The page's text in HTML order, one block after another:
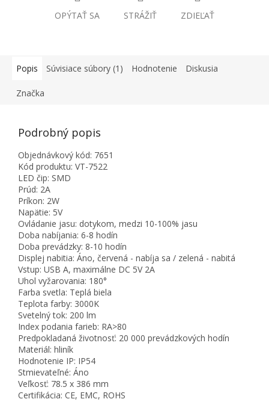
OPÝTAŤ SA STRÁŽIŤ ZDIEĽAŤ
Popis Súvisiace súbory (1) Hodnotenie Diskusia
Značka
Podrobný popis
Objednávkový kód: 7651
Kód produktu: VT-7522
LED čip: SMD
Prúd: 2A
Príkon: 2W
Napätie: 5V
Ovládanie jasu: dotykom, medzi 10-100% jasu
Doba nabíjania: 6-8 hodín
Doba prevádzky: 8-10 hodín
Displej nabitia: Áno, červená - nabíja sa / zelená - nabitá
Vstup: USB A, maximálne DC 5V 2A
Uhol vyžarovania: 180°
Farba svetla: Teplá biela
Teplota farby: 3000K
Svetelný tok: 200 lm
Index podania farieb: RA>80
Predpokladaná životnosť: 20 000 prevádzkových hodín
Materiál: hliník
Hodnotenie IP: IP54
Stmievateľné: Áno
Veľkosť: 78.5 x 386 mm
Certifikácia: CE, EMC, ROHS